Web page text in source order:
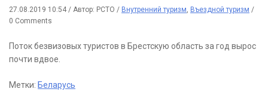
27.08.2019 10:54 / Автор: РСТО / Внутренний туризм, Въездной туризм /
0 Comments
Поток безвизовых туристов в Брестскую область за год вырос
почти вдвое.
Метки: Беларусь